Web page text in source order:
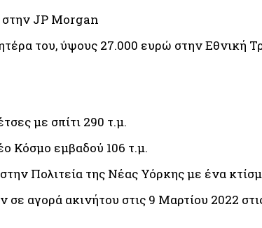
στην JP Morgan
του, ύψους 27.000 ευρώ στην Εθνική
με σπίτι 290 τ.μ.
Κόσμο εμβαδού 106 τ.μ.
Πολιτεία της Νέας Υόρκης με ένα
σε αγορά ακινήτου στις 9 Μαρτίου 2022